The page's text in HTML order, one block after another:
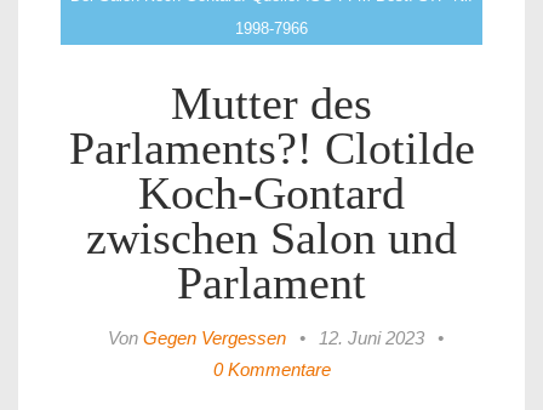
1998-7966
Mutter des
Parlaments?! Clotilde
Koch-Gontard
zwischen Salon und
Parlament
Von Gegen Vergessen • 12. Juni 2023
•
0 Kommentare